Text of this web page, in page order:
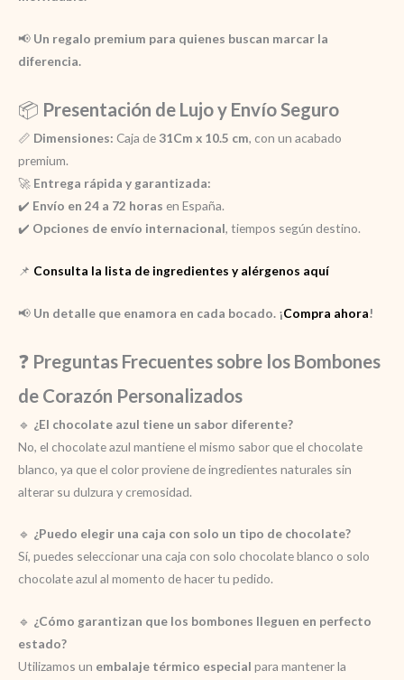
📢 Un regalo premium para quienes buscan marcar la
diferencia.
📦 Presentación de Lujo y Envío Seguro
📏 Dimensiones: Caja de 31Cm x 10.5 cm, con un acabado
premium.
🚀 Entrega rápida y garantizada:
✔️ Envío en 24 a 72 horas en España.
✔️ Opciones de envío internacional, tiempos según destino.
📌 Consulta la lista de ingredientes y alérgenos aquí
📢 Un detalle que enamora en cada bocado. ¡Compra ahora!
❓ Preguntas Frecuentes sobre los Bombones
de Corazón Personalizados
🔹 ¿El chocolate azul tiene un sabor diferente?
No, el chocolate azul mantiene el mismo sabor que el chocolate
blanco, ya que el color proviene de ingredientes naturales sin
alterar su dulzura y cremosidad.
🔹 ¿Puedo elegir una caja con solo un tipo de chocolate?
Sí, puedes seleccionar una caja con solo chocolate blanco o solo
chocolate azul al momento de hacer tu pedido.
🔹 ¿Cómo garantizan que los bombones lleguen en perfecto
estado?
Utilizamos un embalaje térmico especial para mantener la